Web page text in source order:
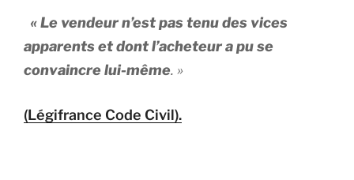
« Le vendeur n’est pas tenu des vices
apparents et dont l’acheteur a pu se
convaincre lui-même. »
(Légifrance Code Civil).